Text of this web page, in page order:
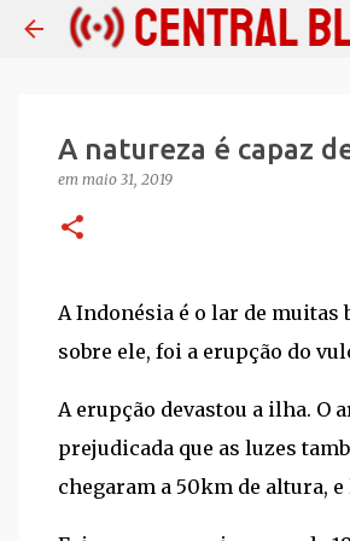
A natureza é capaz
em maio 31, 2019
A Indonésia é o lar de muitas
sobre ele, foi a erupção do
A erupção devastou a ilha. O
prejudicada que as luzes
chegaram a 50km de altura,